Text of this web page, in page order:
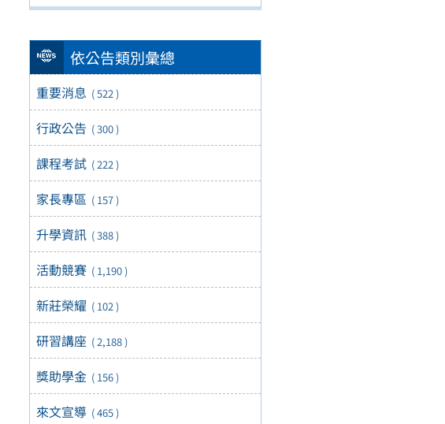
依公告類別彙總
重要消息 ( 522 )
行政公告 ( 300 )
課程考試 ( 222 )
家長專區 ( 157 )
升學資訊 ( 388 )
活動競賽 ( 1,190 )
新莊榮耀 ( 102 )
研習講座 ( 2,188 )
獎助學金 ( 156 )
來文宣導 ( 465 )